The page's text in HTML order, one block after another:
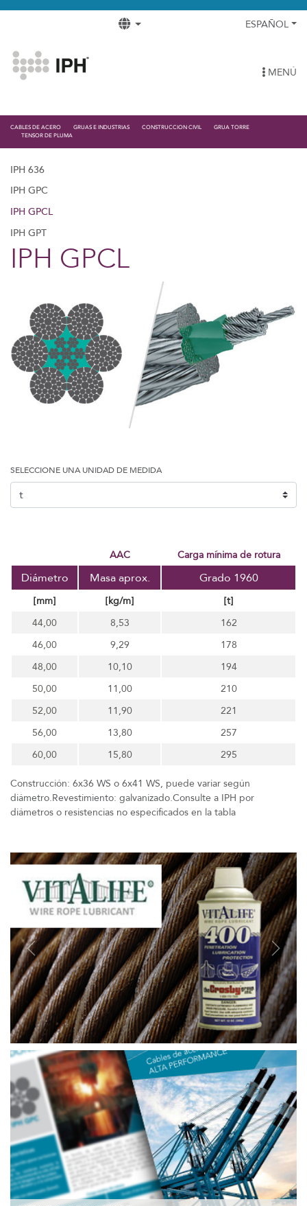
ESPAÑOL
MENÚ
CABLES DE ACERO GRUAS E INDUSTRIAS CONSTRUCCION CIVIL
GRUA TORRE
TENSOR DE PLUMA
IPH 636
IPH GPC
IPH GPCL
IPH GPT
IPH GPCL
SELECCIONE UNA UNIDAD DE MEDIDA
AAC carga mínima de rotura
Diámetro Masa aprox. Grado 1960
[mm] [kg/m]
[t]
44,00
8,53
162
46,00
9,29
178
48,00
10,10
194
50,00
11,00
210
52,00
11,90
221
56,00
13,80
257
60,00
15,80 295
Construcción: 6x36 WS o 6x41 WS, puede variar según
diámetro.Revestimiento: galvanizado.Consulte a IPH por
diámetros o resistencias no especificados en la tabla
Previous Next